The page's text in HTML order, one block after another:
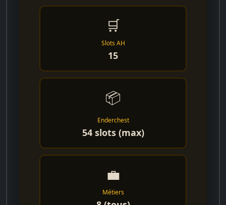
🛒
Slots AH
15
📦
Enderchest
54 slots (max)
💼
Métiers